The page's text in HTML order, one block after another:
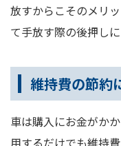
放すからこそのメリ
て手放す際の後押しに
維持費の節約
車は購入にお金がか
用するだけでも維持